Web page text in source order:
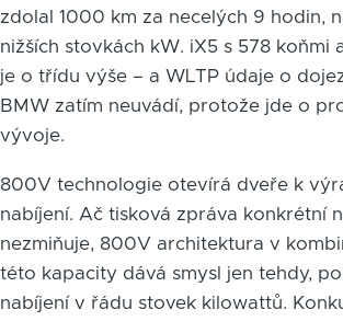
zdolal 1000 km za necelých 9 hodin,
nižších stovkách kW. iX5 s 578 koňmi
je o třídu výše – a WLTP údaje o
BMW zatím neuvádí, protože jde o
vývoje.
800V technologie otevírá dveře k
nabíjení. Ač tisková zpráva konkrétní
nezmiňuje, 800V architektura v
této kapacity dává smysl jen tehdy,
nabíjení v řádu stovek kilowattů.